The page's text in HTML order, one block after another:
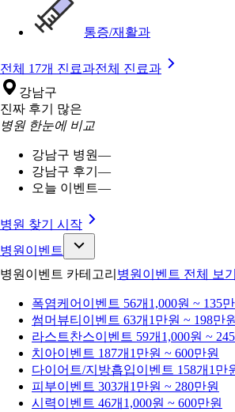
통증/재활과
전체 17개 진료과전체 진료과
강남구
진짜 후기 많은
병원 한눈에 비교
강남구 병원—
강남구 후기 —
오늘 이벤트—
병원 찾기 시작
병원이벤트
병원이벤트 카테고리 병원이벤트 전체 보기
폭염케어 이벤트 56개 1,000원 ~ 135
썸머뷰티 이벤트 63개 1만원 ~ 198만원
라스트찬스이벤트 59개 1,000원 ~
치아이벤트 187개 1만원 ~ 600만원
다이어트/지방흡입이벤트 158개 1만
피부이벤트 303개 1만원 ~ 280만원
시력이벤트 46개 1,000원 ~ 600만원